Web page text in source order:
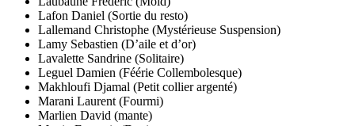
Lafon Daniel (Sortie du resto)
Lallemand Christophe (Mystérieuse Suspension)
Lamy Sebastien (D’aile et d’or)
Lavalette Sandrine (Solitaire)
Leguel Damien (Féérie Collembolesque)
Makhloufi Djamal (Petit collier argenté)
Marani Laurent (Fourmi)
Marlien David (mante)